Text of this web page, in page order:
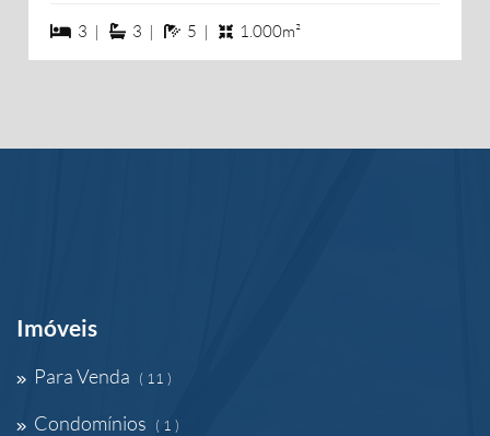
3 dormiórios
3 | 3 suítes
3 | 5 banheiros
5 | 1.000m²
Imóveis
Para Venda ( 11 )
Condomínios ( 1 )